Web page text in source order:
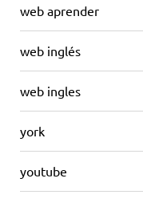
web aprender
web inglés
web ingles
york
youtube